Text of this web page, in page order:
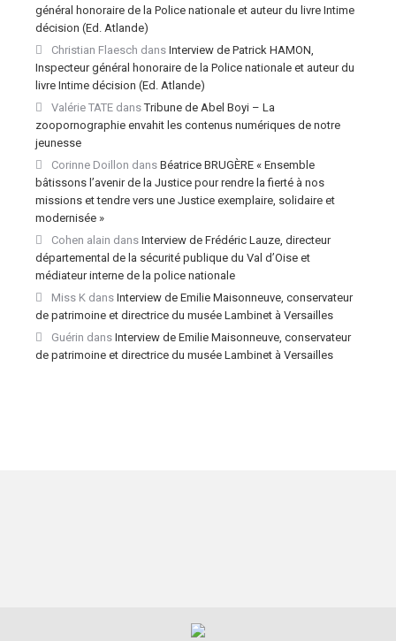
général honoraire de la Police nationale et auteur du livre Intime
décision (Ed. Atlande)
Christian Flaesch dans Interview de Patrick HAMON,
Inspecteur général honoraire de la Police nationale et auteur du
livre Intime décision (Ed. Atlande)
Valérie TATE dansTribune de Abel Boyi – La
zoopornographie envahit les contenus numériques de notre
jeunesse
Corinne Doillon dans Béatrice BRUGÈRE « Ensemble
bâtissons l’avenir de la Justice pour rendre la fierté à nos
missions et tendre vers une Justice exemplaire, solidaire et
modernisée »
Cohen alain dans Interview de Frédéric Lauze, directeur
départemental de la sécurité publique du Val d’Oise et
médiateur interne de la police nationale
Miss K dans Interview de Emilie Maisonneuve, conservateur
de patrimoine et directrice du musée Lambinet à Versailles
Guérin dans Interview de Emilie Maisonneuve, conservateur
de patrimoine et directrice du musée Lambinet à Versailles